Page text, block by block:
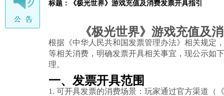
标题：《极光世界》游戏充值及消费发票开具指引
《极光世界》游戏充值及
根据《中华人民共和国发票管理办法》相关规定，
等相关消费，明确发票开具相关事宜，现公示如
理。
一、发票开具范围
1. 可开具发票的消费场景：玩家通过官方渠道（